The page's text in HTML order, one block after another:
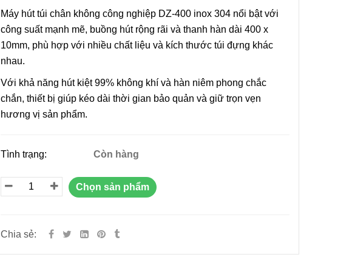
Máy hút túi chân không công nghiệp DZ-400 inox 304 nổi bật với
công suất mạnh mẽ, buồng hút rộng rãi và thanh hàn dài 400 x
10mm, phù hợp với nhiều chất liệu và kích thước túi đựng khác
nhau.
Với khả năng hút kiệt 99% không khí và hàn niêm phong chắc
chắn, thiết bị giúp kéo dài thời gian bảo quản và giữ trọn vẹn
hương vị sản phẩm.
Tình trạng: Còn hàng
Chọn sản phẩm
Chia sẻ:
Máy Hàn Miệng Túi Liên
Tục STRONGER FRD-750-
IN Vỏ Inox
5.800.000đ
Tổng Hợp Dây Nhiệt Máy
Hàn Miệng Túi Dập Tay Giá
Rẻ
Chọn sản phẩm
Máy In Date Cầm Tay
Máy In Date Tem Nhãn Tự
Động Stronger MY-380F
8.800.000đ